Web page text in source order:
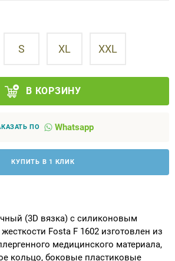
S XL XXL
В КОРЗИНУ
ПО Whatsapp
КУПИТЬ В 1 КЛИК
(3D вязка) с силиконовым
Fosta F 1602 изготовлен из
медицинского материала,
кольцо, боковые пластиковые
для
матрасы, подушки
Оборудование